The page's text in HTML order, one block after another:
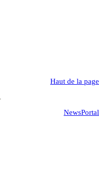
Haut de la page
NewsPortal